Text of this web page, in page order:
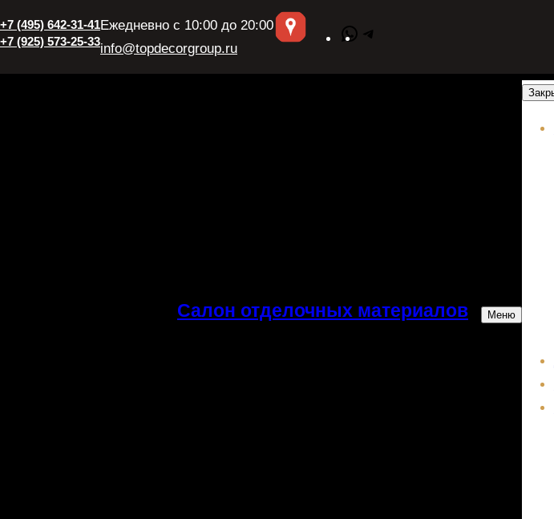
+7 (495) 642-31-41
+7 (925) 573-25-33
Ежедневно с 10:00 до 20:00
info@topdecorgroup.ru
WhatsApp
Салон отделочных материалов Меню